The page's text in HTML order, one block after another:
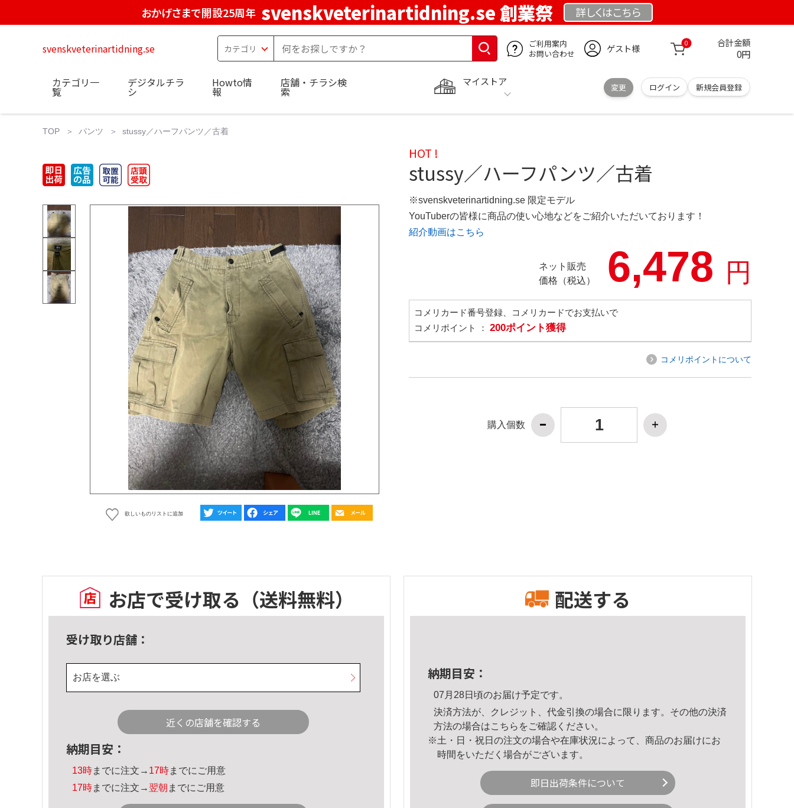
おかげさまで開設25周年 svenskveterinartidning.se 創業祭 詳しくはこちら
svenskveterinartidning.se
ご利用案内
お問い合わせ
ゲスト様 0 合計金額
0円
マイストア
変更 ログイン 新規会員登録
カテゴリ一
覧
デジタルチラ
シ
Howto情
報
店舗・チラシ検
索
TOP パンツ stussy／ハーフパンツ／古着
欲しいものリストに追加
HOT !
stussy／ハーフパンツ／古着
※svenskveterinartidning.se 限定モデル
YouTuberの皆様に商品の使い心地などをご紹介いただいております！
紹介動画はこちら
ネット販売
価格（税込）
6,478 円
コメリカード番号登録、コメリカードでお支払いで
コメリポイント ： 200ポイント獲得
コメリポイントについて
購入個数
お店で受け取る （送料無料）
受け取り店舗：
お店を選ぶ
近くの店舗を確認する
納期目安：
13時までに注文→ 17時までにご用意
17時までに注文→ 翌朝 までにご用意
配送する
納期目安：
07月28日頃のお届け予定です。
決済方法が、クレジット、代金引換の場合に限ります。その他の決済
方法の場合はこちら をご確認ください。
※土・日・祝日の注文の場合や在庫状況によって、商品のお届けにお
時間をいただく場合がございます。
即日出荷条件について